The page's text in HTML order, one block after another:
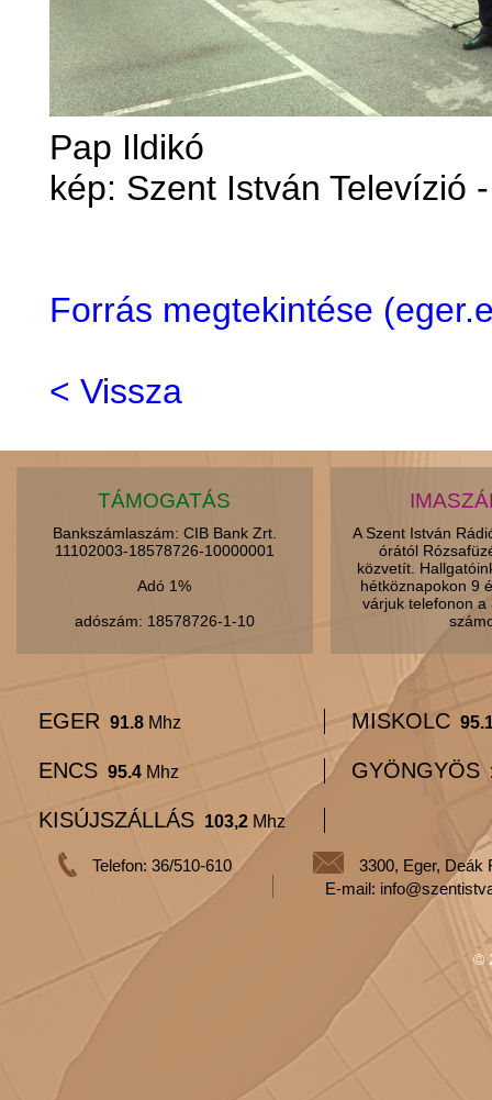
Pap Ildikó
kép: Szent István Televízió
Forrás megtekintése
< Vissza
TÁMOGATÁS
Bankszámlaszám: CIB Bank Zrt.
11102003-18578726-10000001
Adó 1%
adószám: 18578726-1-10
A Szent István
órától
közvetít.
hétköznapokon 9
várjuk telefonon
EGER 91.8 Mhz MISKOLC
ENCS 95.4 Mhz GYÖNGYÖS
KISÚJSZÁLLÁS 103,2 Mhz
Telefon: 36/510-610
3300, Eger, Deák
E-mail:
©